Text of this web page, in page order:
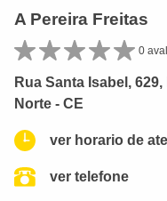
A Pereira Freitas
0
Rua Santa Isabel,
Norte - CE
ver horario de
ver telefone